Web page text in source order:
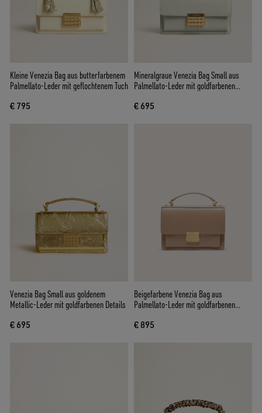
Kleine Venezia Bag aus butterfarbenem
Palmellato-Leder mit geflochtenem Tuch
€ 795
Mineralgraue Venezia Bag Small aus
Palmellato-Leder mit goldfarbenen
€ 695
Venezia Bag Small aus goldenem
Metallic-Leder mit goldfarbenen Details
€ 695
Beigefarbene Venezia Bag aus
Palmellato-Leder mit goldfarbenen
€ 895